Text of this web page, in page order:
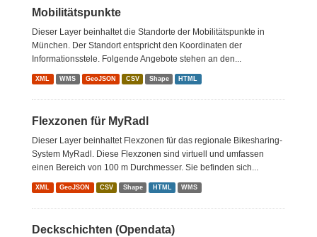
Mobilitätspunkte
Dieser Layer beinhaltet die Standorte der Mobilitätspunkte in
München. Der Standort entspricht den Koordinaten der
Informationsstele. Folgende Angebote stehen an den...
XML WMS GeoJSON CSV Shape HTML
Flexzonen für MyRadl
Dieser Layer beinhaltet Flexzonen für das regionale Bikesharing-
System MyRadl. Diese Flexzonen sind virtuell und umfassen
einen Bereich von 100 m Durchmesser. Sie befinden sich...
XML GeoJSON CSV Shape HTML WMS
Deckschichten (Opendata)